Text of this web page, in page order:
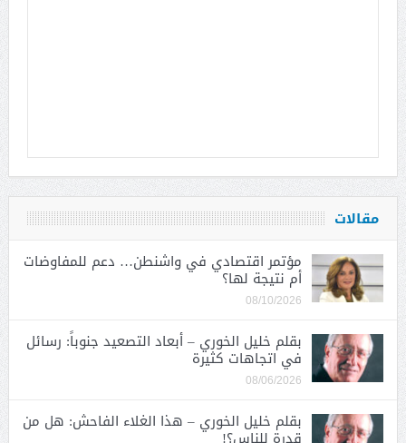
مقالات
مؤتمر اقتصادي في واشنطن… دعم للمفاوضات
أم نتيجة لها؟
08/10/2026
بقلم خليل الخوري – أبعاد التصعيد جنوباً: رسائل
في اتجاهات كثيرة
08/06/2026
بقلم خليل الخوري – هذا الغلاء الفاحش: هل من